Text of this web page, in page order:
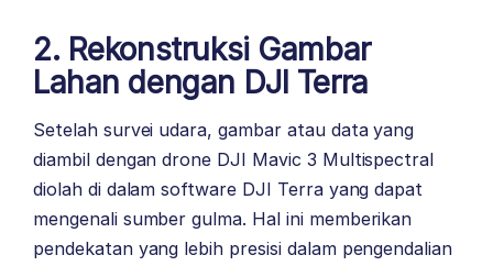
2. Rekonstruksi Gambar
Lahan dengan DJI Terra
Setelah survei udara, gambar atau data yang
diambil dengan drone DJI Mavic 3 Multispectral
diolah di dalam software DJI Terra yang dapat
mengenali sumber gulma. Hal ini memberikan
pendekatan yang lebih presisi dalam pengendalian